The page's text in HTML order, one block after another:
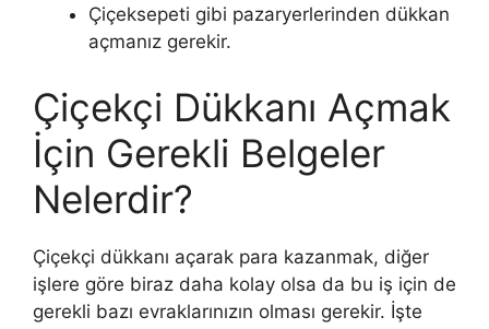
Çiçeksepeti gibi pazaryerlerinden dükkan
açmanız gerekir.
Çiçekçi Dükkanı Açmak
İçin Gerekli Belgeler
Nelerdir?
Çiçekçi dükkanı açarak para kazanmak, diğer
işlere göre biraz daha kolay olsa da bu iş için de
gerekli bazı evraklarınızın olması gerekir. İşte